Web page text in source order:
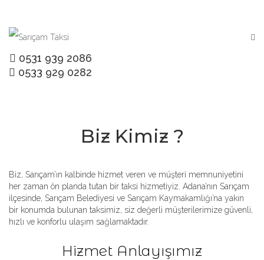
0531 939 2086
0533 929 0282
Biz Kimiz ?
Biz, Sarıçam’ın kalbinde hizmet veren ve müşteri memnuniyetini
her zaman ön planda tutan bir taksi hizmetiyiz. Adana’nın Sarıçam
ilçesinde, Sarıçam Belediyesi ve Sarıçam Kaymakamlığı’na yakın
bir konumda bulunan taksimiz, siz değerli müşterilerimize güvenli,
hızlı ve konforlu ulaşım sağlamaktadır.
Hizmet Anlayışımız